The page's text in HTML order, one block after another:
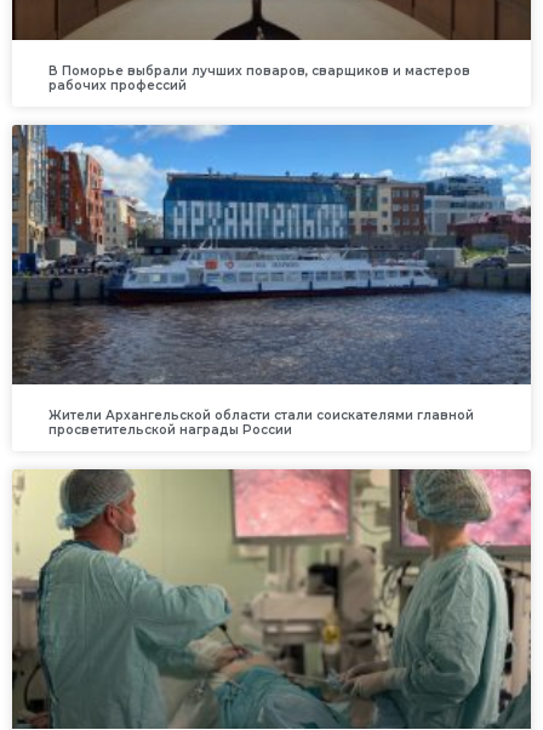
В Поморье выбрали лучших поваров, сварщиков и мастеров
рабочих профессий
Жители Архангельской области стали соискателями главной
просветительской награды России